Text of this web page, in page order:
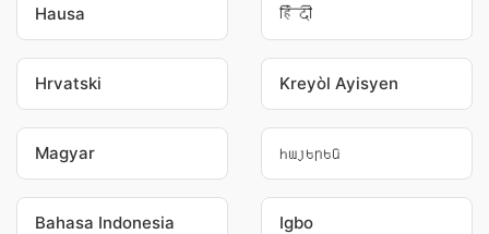
Hausa हिंदी
Hrvatski Kreyòl Ayisyen
Magyar հայերեն
Bahasa Indonesia Igbo